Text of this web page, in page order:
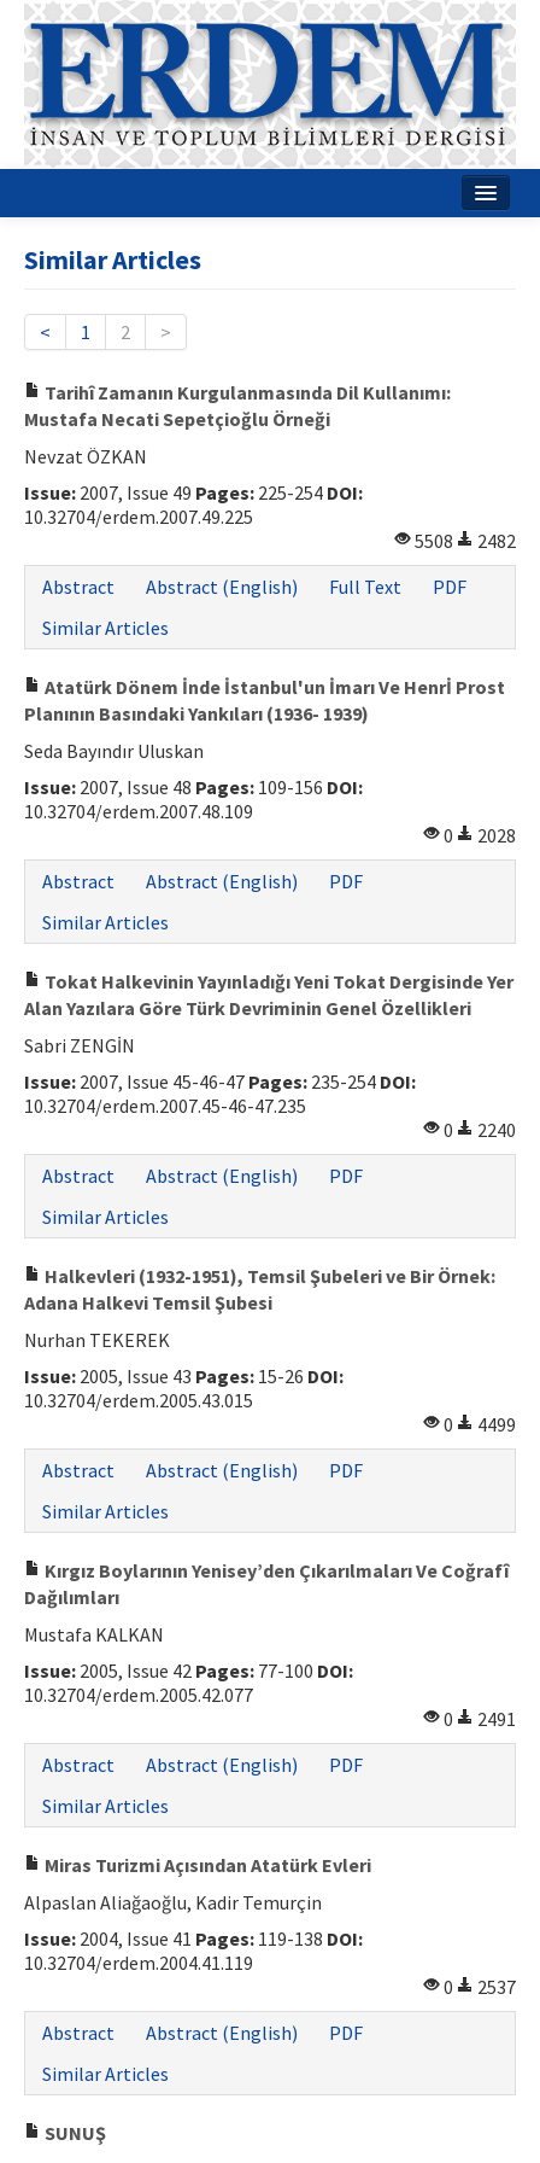
Journal Boards
Publication Policies
Contact Us
ISSN: 1010-867X · e-ISSN: 2667-8713
Similar Articles
< 1 2 >
Tarihî Zamanın Kurgulanmasında Dil Kullanımı:
Mustafa Necati Sepetçioğlu Örneği
Nevzat ÖZKAN
Issue: 2007, Issue 49 Pages: 225-254 DOI:
10.32704/erdem.2007.49.225
5508
2482
Abstract
Abstract (English) Full Text
PDF
Similar Articles
Atatürk Dönem İnde İstanbul'un İmarı Ve Henrİ Prost
Planının Basındaki Yankıları (1936- 1939)
Seda Bayındır Uluskan
Issue: 2007, Issue 48 Pages: 109-156 DOI:
10.32704/erdem.2007.48.109
0
2028
Abstract
Abstract (English)
PDF
Similar Articles
Tokat Halkevinin Yayınladığı Yeni Tokat Dergisinde Yer
Alan Yazılara Göre Türk Devriminin Genel Özellikleri
Sabri ZENGİN
Issue: 2007, Issue 45-46-47 Pages: 235-254 DOI:
10.32704/erdem.2007.45-46-47.235
0
2240
Abstract
Abstract (English)
PDF
Similar Articles
Halkevleri (1932-1951), Temsil Şubeleri ve Bir Örnek:
Adana Halkevi Temsil Şubesi
Nurhan TEKEREK
Issue: 2005, Issue 43 Pages: 15-26 DOI:
10.32704/erdem.2005.43.015
0
4499
Abstract
Abstract (English)
PDF
Similar Articles
Kırgız Boylarının Yenisey’den Çıkarılmaları Ve Coğrafî
Dağılımları
Mustafa KALKAN
Issue: 2005, Issue 42 Pages: 77-100 DOI:
10.32704/erdem.2005.42.077
0
2491
Abstract
Abstract (English)
PDF
Similar Articles
Miras Turizmi Açısından Atatürk Evleri
Alpaslan Aliağaoğlu, Kadir Temurçin
Issue: 2004, Issue 41 Pages: 119-138 DOI:
10.32704/erdem.2004.41.119
0
2537
Abstract
Abstract (English)
PDF
Similar Articles
SUNUŞ